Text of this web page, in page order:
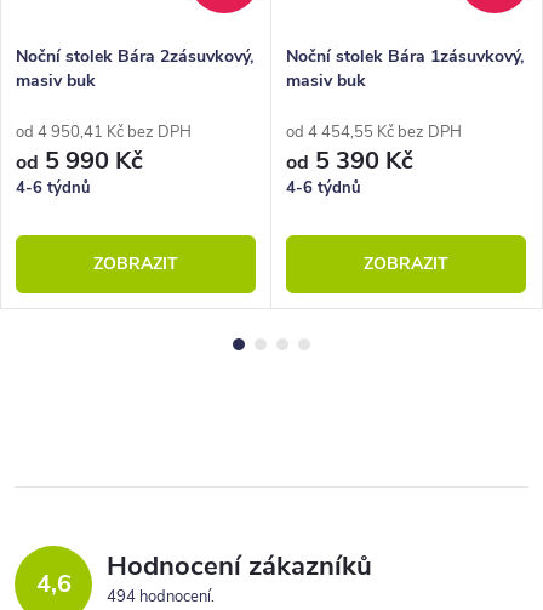
Noční stolek Bára 2zásuvkový,
masiv buk
od 4 950,41 Kč bez DPH
od 5 990 Kč
4-6 týdnů
ZOBRAZIT
Noční stolek Bára 1zásuvkový,
masiv buk
od 4 454,55 Kč bez DPH
od 5 390 Kč
4-6 týdnů
ZOBRAZIT
4,6 Hodnocení zákazníků
494 hodnocení